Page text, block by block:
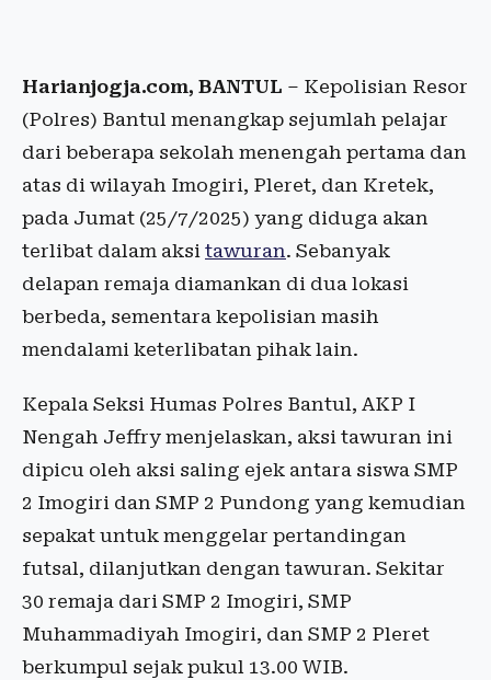
Harianjogja.com, BANTUL – Kepolisian Resor
(Polres) Bantul menangkap sejumlah pelajar
dari beberapa sekolah menengah pertama dan
atas di wilayah Imogiri, Pleret, dan Kretek,
pada Jumat (25/7/2025) yang diduga akan
terlibat dalam aksi tawuran. Sebanyak
delapan remaja diamankan di dua lokasi
berbeda, sementara kepolisian masih
mendalami keterlibatan pihak lain.
Kepala Seksi Humas Polres Bantul, AKP I
Nengah Jeffry menjelaskan, aksi tawuran ini
dipicu oleh aksi saling ejek antara siswa SMP
2 Imogiri dan SMP 2 Pundong yang kemudian
sepakat untuk menggelar pertandingan
futsal, dilanjutkan dengan tawuran. Sekitar
30 remaja dari SMP 2 Imogiri, SMP
Muhammadiyah Imogiri, dan SMP 2 Pleret
berkumpul sejak pukul 13.00 WIB.